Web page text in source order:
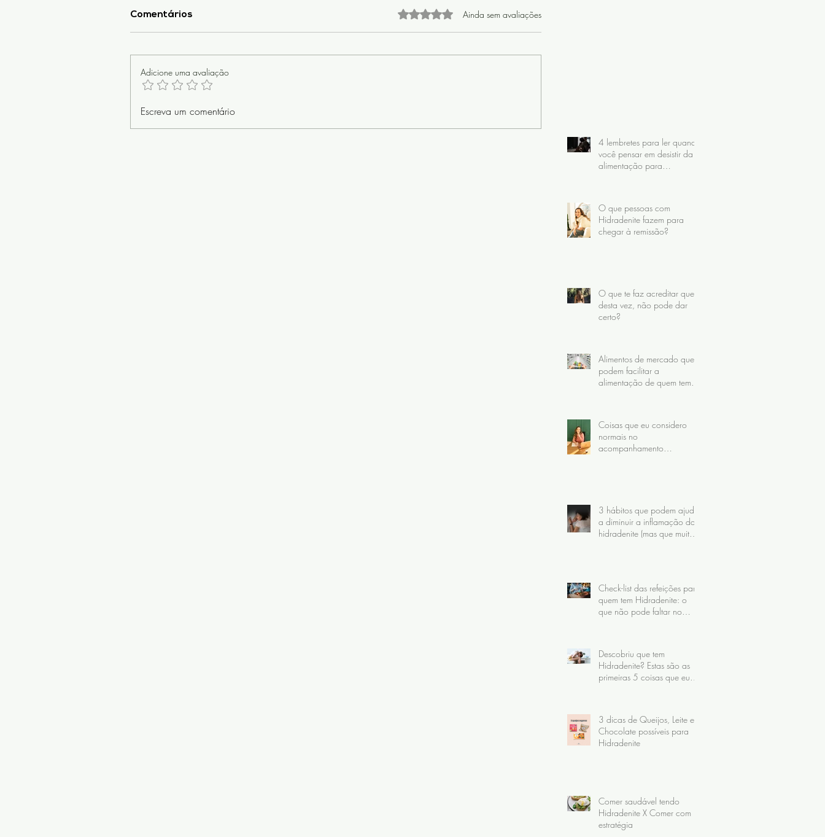
Comentários Avaliado com 0 de 5 estrelas.
Ainda sem avaliações
Adicione uma avaliação
Escreva um comentário
4 lembretes para ler quando
você pensar em desistir da
alimentação para
O que pessoas com
Hidradenite fazem para
chegar à remissão?
O que te faz acreditar que,
desta vez, não pode dar
certo?
Alimentos de mercado que
podem facilitar a
alimentação de quem tem
Coisas que eu considero
normais no
acompanhamento
3 hábitos que podem ajudar
a diminuir a inflamação da
hidradenite (mas que muita
Check-list das refeições para
quem tem Hidradenite: o
que não pode faltar no
Descobriu que tem
Hidradenite? Estas são as
primeiras 5 coisas que eu
3 dicas de Queijos, Leite e
Chocolate possíveis para
Hidradenite
Comer saudável tendo
Hidradenite X Comer com
estratégia